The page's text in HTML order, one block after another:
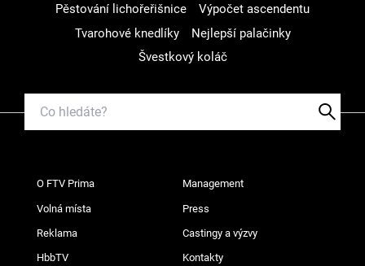
Pěstování lichořeřišnice
Výpočet ascendentu
Tvarohové knedlíky
Nejlepší palačinky
Švestkový koláč
O FTV Prima Management
Volná místa Press
Reklama Castingy a výzvy
HbbTV Kontakty